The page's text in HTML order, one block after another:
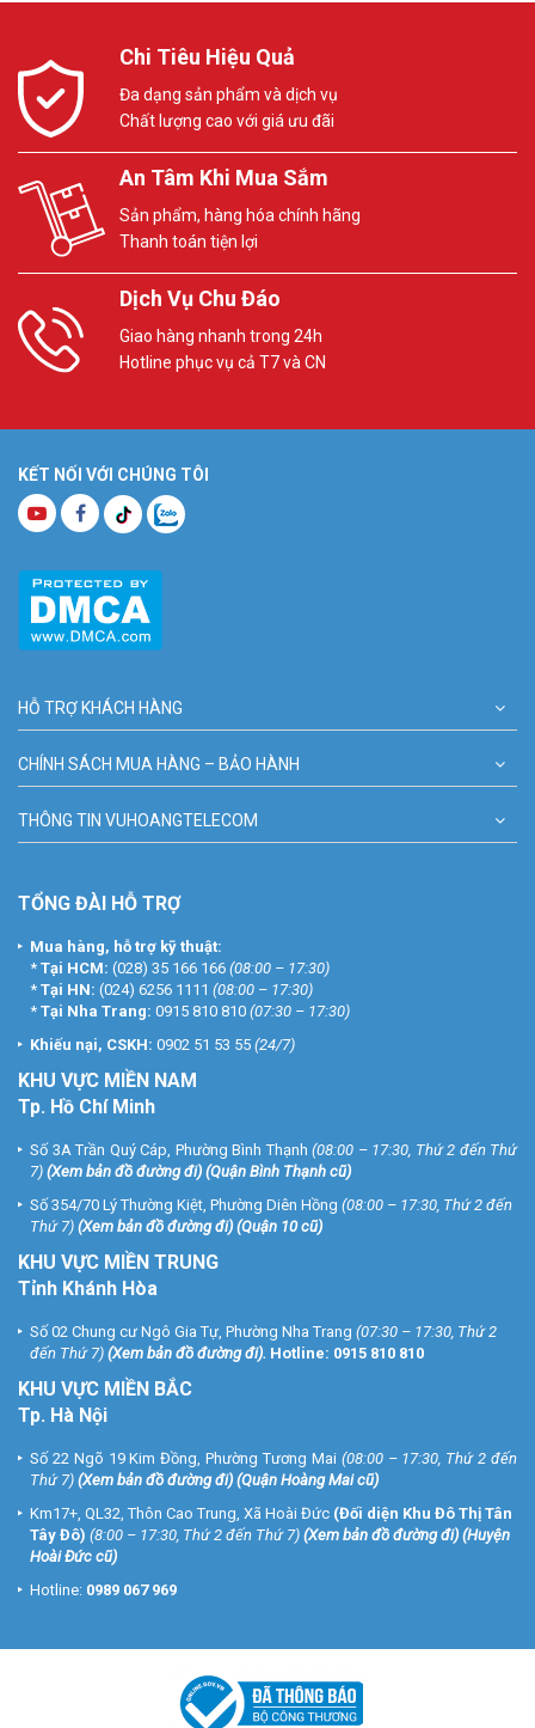
Chi Tiêu Hiệu Quả
Đa dạng sản phẩm và dịch vụ
Chất lượng cao với giá ưu đãi
An Tâm Khi Mua Sắm
Sản phẩm, hàng hóa chính hãng
Thanh toán tiện lợi
Dịch Vụ Chu Đáo
Giao hàng nhanh trong 24h
Hotline phục vụ cả T7 và CN
KẾT NỐI VỚI CHÚNG TÔI
HỖ TRỢ KHÁCH HÀNG
CHÍNH SÁCH MUA HÀNG – BẢO HÀNH
THÔNG TIN VUHOANGTELECOM
TỔNG ĐÀI HỖ TRỢ
Mua hàng, hỗ trợ kỹ thuật:
* Tại HCM: (028) 35 166 166 (08:00 – 17:30)
* Tại HN: (024) 6256 1111 (08:00 – 17:30)
* Tại Nha Trang: 0915 810 810 (07:30 – 17:30)
Khiếu nại, CSKH: 0902 51 53 55 (24/7)
KHU VỰC MIỀN NAM
Tp. Hồ Chí Minh
Số 3A Trần Quý Cáp, Phường Bình Thạnh (08:00 – 17:30, Thứ 2 đến Thứ
7) (Xem bản đồ đường đi) (Quận Bình Thạnh cũ)
Số 354/70 Lý Thường Kiệt, Phường Diên Hồng (08:00 – 17:30, Thứ 2 đến
Thứ 7) (Xem bản đồ đường đi) (Quận 10 cũ)
KHU VỰC MIỀN TRUNG
Tỉnh Khánh Hòa
Số 02 Chung cư Ngô Gia Tự, Phường Nha Trang (07:30 – 17:30, Thứ 2
đến Thứ 7) (Xem bản đồ đường đi). Hotline: 0915 810 810
KHU VỰC MIỀN BẮC
Tp. Hà Nội
Số 22 Ngõ 19 Kim Đồng, Phường Tương Mai (08:00 – 17:30, Thứ 2 đến
Thứ 7) (Xem bản đồ đường đi) (Quận Hoàng Mai cũ)
Km17+, QL32, Thôn Cao Trung, Xã Hoài Đức (Đối diện Khu Đô Thị Tân
Tây Đô) (8:00 – 17:30, Thứ 2 đến Thứ 7) (Xem bản đồ đường đi) (Huyện
Hoài Đức cũ)
Hotline: 0989 067 969